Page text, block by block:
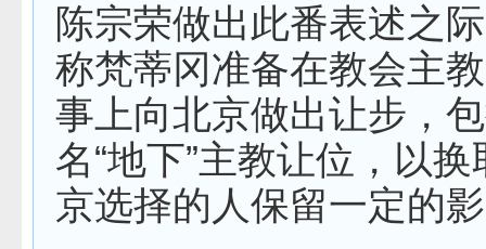
陈宗荣做出此番表述之
称梵蒂冈准备在教会主
事上向北京做出让步，
名“地下”主教让位，以
京选择的人保留一定的